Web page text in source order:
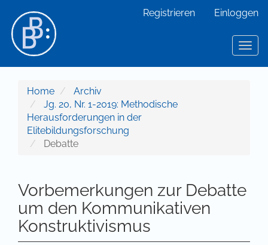
Hauptinhalt
Sidebar
Registrieren Einloggen
Home
Archiv
Jg. 20, Nr. 1-2019: Methodische
Herausforderungen in der
Elitebildungsforschung
Debatte
Vorbemerkungen zur Debatte
um den Kommunikativen
Konstruktivismus